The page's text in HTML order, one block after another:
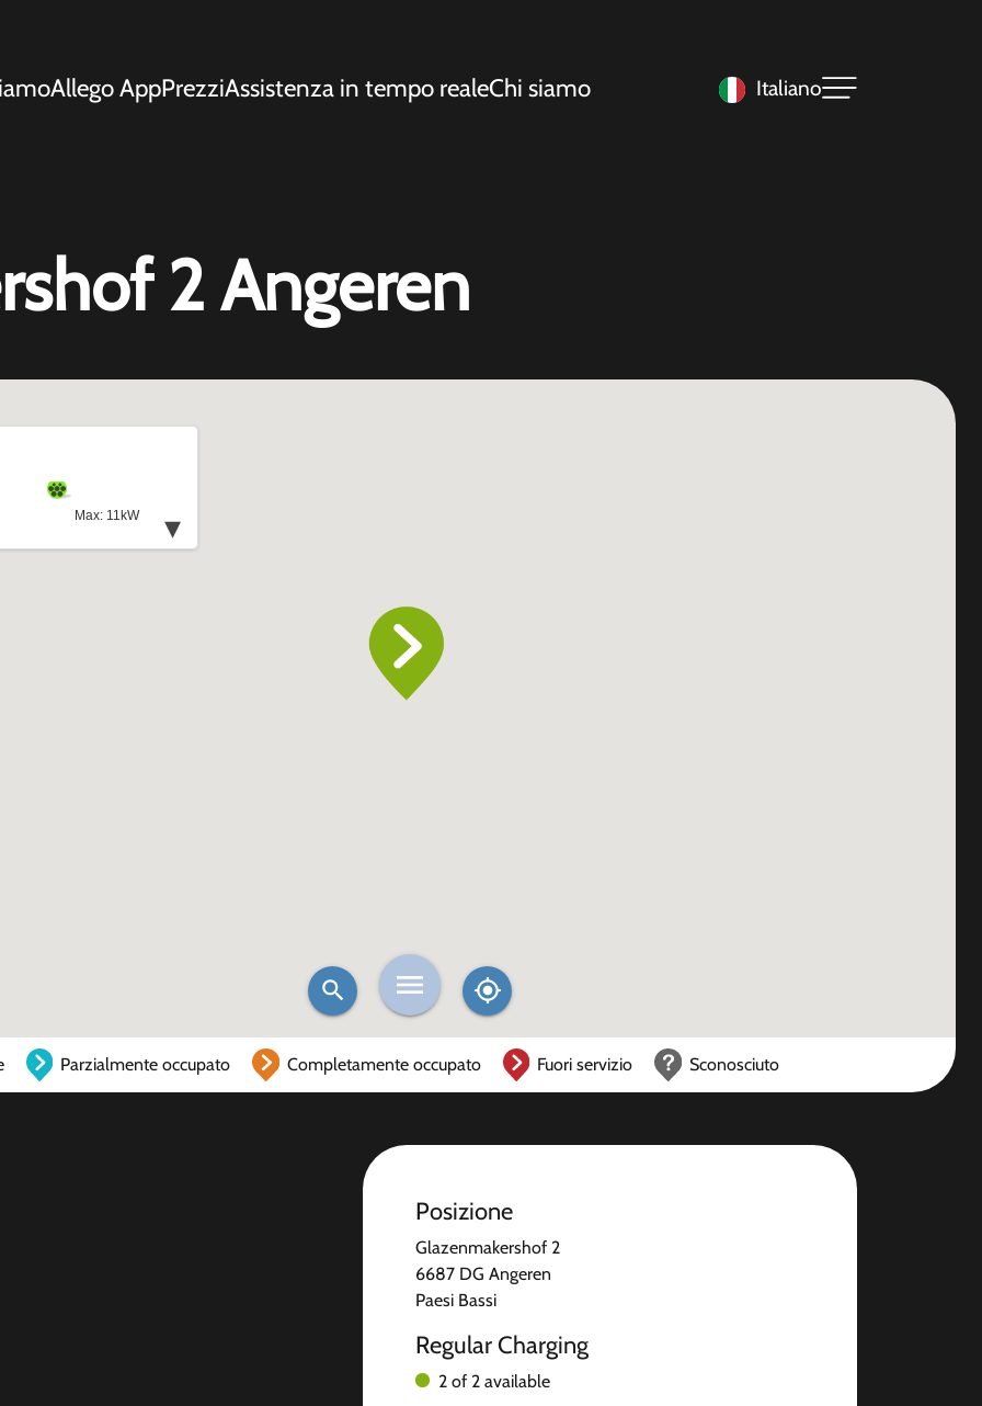
Allego AppPrezziAssistenza in tempo realeChi siamo Italiano
2 Angeren
Parzialmente occupato Completamente occupato Fuori servizio Sconosciuto
Posizione
Glazenmakershof 2
6687 DG Angeren
Paesi Bassi
Regular Charging
2 of 2 available